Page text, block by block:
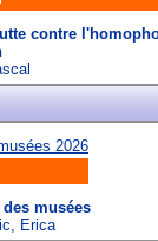
contre
musées
, Erica